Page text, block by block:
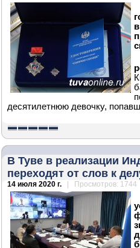
десятилетнюю девочку,
В Туве в реализации
переходят от слов к
14 июля 2020 г. | Просмотров: